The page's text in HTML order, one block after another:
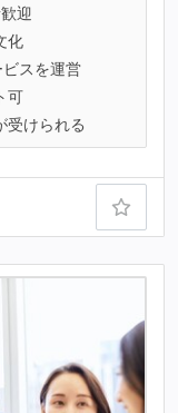
迎
化
スを運営
可
受けられる